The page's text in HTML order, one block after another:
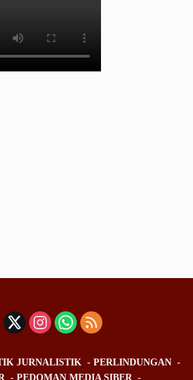
JURNALISTIK
PERLINDUNGAN
PEDOMAN MEDIA SIBER